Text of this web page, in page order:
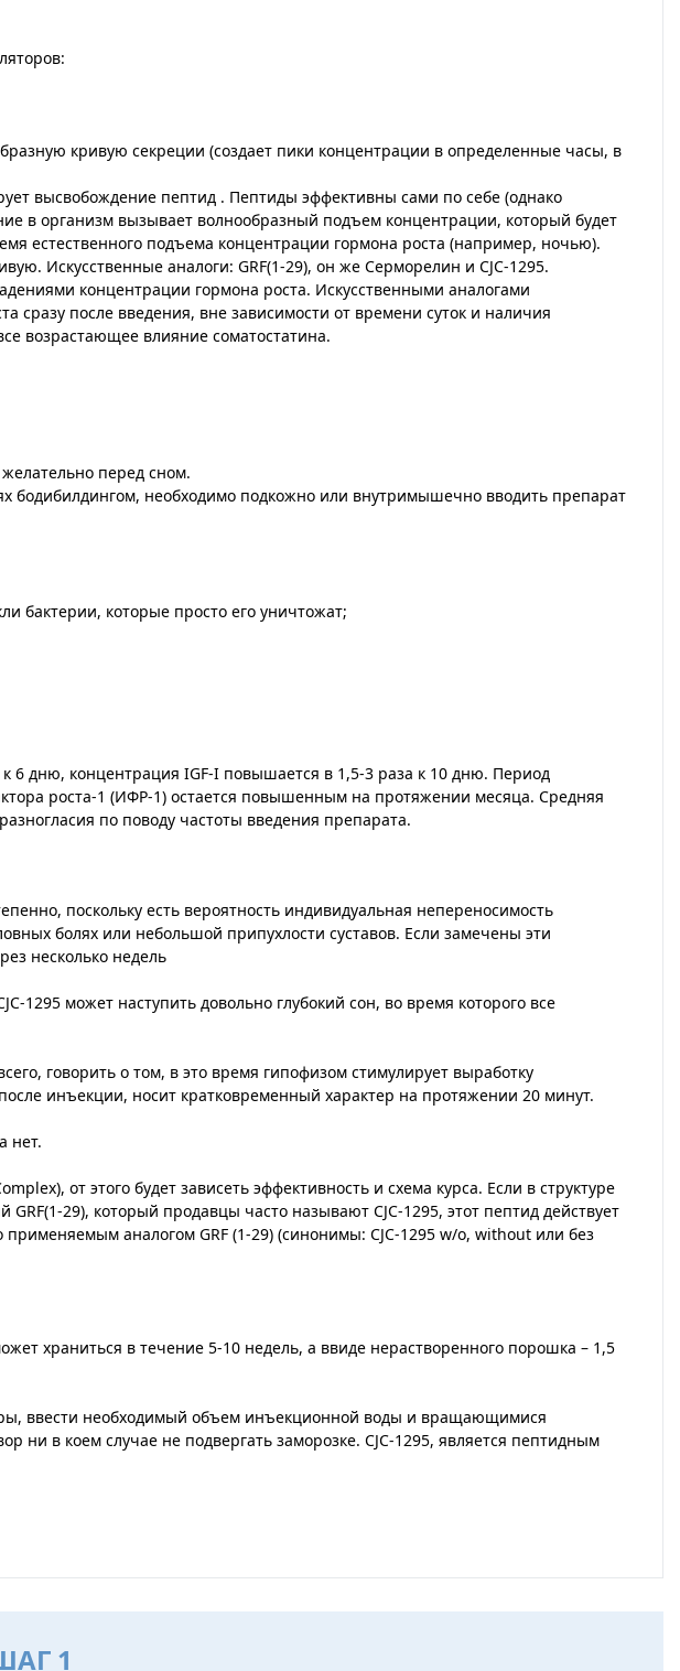
кривую секреции (создает пики концентрации в определенные часы, в
высвобождение пептид . Пептиды эффективны сами по себе (однако
в организм вызывает волнообразный подъем концентрации, который будет
естественного подъема концентрации гормона роста (например, ночью).
Искусственные аналоги: GRF(1-29), он же Серморелин и CJC-1295.
концентрации гормона роста. Искусственными аналогами
сразу после введения, вне зависимости от времени суток и наличия
возрастающее влияние соматостатина.
перед сном.
бодибилдингом, необходимо подкожно или внутримышечно вводить препарат
бактерии, которые просто его уничтожат;
6 дню, концентрация IGF-I повышается в 1,5-3 раза к 10 дню. Период
роста-1 (ИФР-1) остается повышенным на протяжении месяца. Средняя
по поводу частоты введения препарата.
поскольку есть вероятность индивидуальная непереносимость
болях или небольшой припухлости суставов. Если замечены эти
несколько недель
1295 может наступить довольно глубокий сон, во время которого все
говорить о том, в это время гипофизом стимулирует выработку
инъекции, носит кратковременный характер на протяжении 20 минут.
нет.
от этого будет зависеть эффективность и схема курса. Если в структуре
29), который продавцы часто называют СJС-1295, этот пептид действует
аналогом GRF (1-29) (синонимы: CJC-1295 w/o, without или без
храниться в течение 5-10 недель, а ввиде нерастворенного порошка – 1,5
ввести необходимый объем инъекционной воды и вращающимися
в коем случае не подвергать заморозке. CJC-1295, является пептидным
1